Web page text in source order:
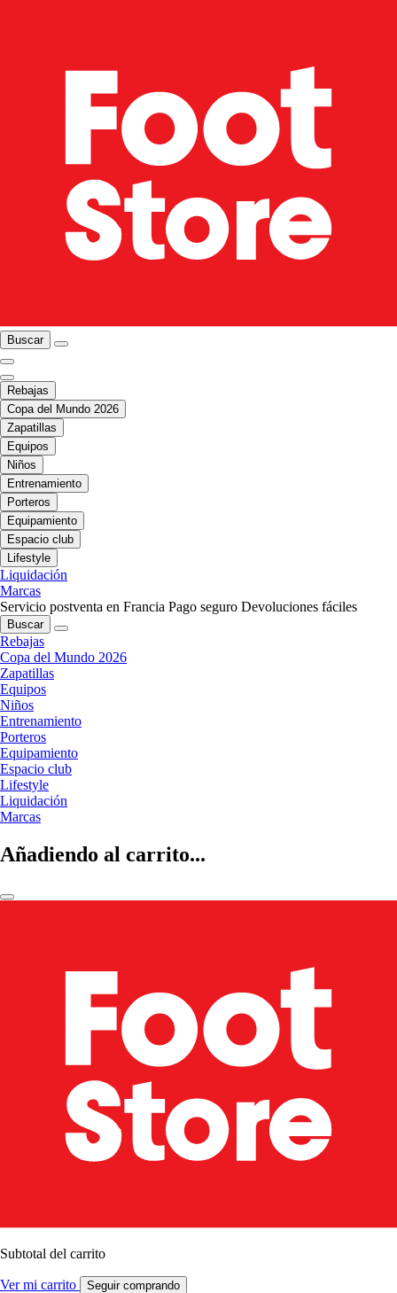
Buscar
Rebajas
Copa del Mundo 2026
Zapatillas
Equipos
Niños
Entrenamiento
Porteros
Equipamiento
Espacio club
Lifestyle
Liquidación
Marcas
Servicio postventa en Francia Pago seguro Devoluciones fáciles
Buscar
Rebajas
Copa del Mundo 2026
Zapatillas
Equipos
Niños
Entrenamiento
Porteros
Equipamiento
Espacio club
Lifestyle
Liquidación
Marcas
Añadiendo al carrito...
Subtotal del carrito
Ver mi carrito Seguir comprando